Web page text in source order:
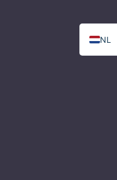
NL
FR